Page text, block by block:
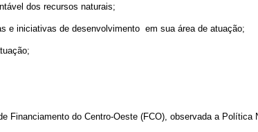
dos recursos naturais;
e iniciativas de desenvolvimento em sua área de atuação;
do Centro-Oeste (FCO), observada a Política